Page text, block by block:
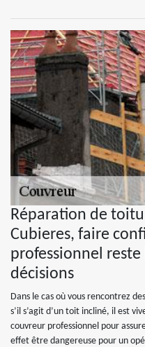
Réparation de
Cubieres, faire
professionnel
décisions
Dans le cas où vous rencontrez
s’il s’agit d’un toit incliné, il est
couvreur professionnel pour
effet être dangereuse pour un